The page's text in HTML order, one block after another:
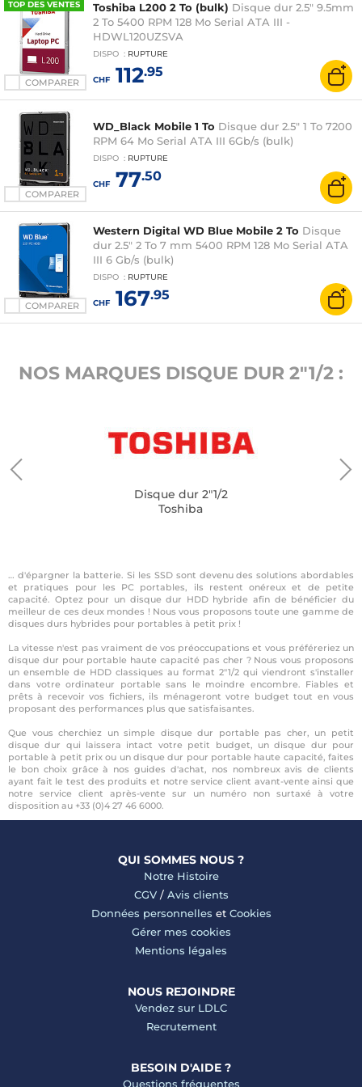
TOP DES VENTES
COMPARER
Toshiba L200 2 To (bulk) Disque dur 2.5" 9.5mm
2 To 5400 RPM 128 Mo Serial ATA III -
HDWL120UZSVA
DISPO : RUPTURE
CHF112.95
COMPARER
WD_Black Mobile 1 To Disque dur 2.5" 1 To 7200
RPM 64 Mo Serial ATA III 6Gb/s (bulk)
DISPO : RUPTURE
CHF77.50
COMPARER
Western Digital WD Blue Mobile 2 To Disque
dur 2.5" 2 To 7 mm 5400 RPM 128 Mo Serial ATA
III 6 Gb/s (bulk)
DISPO : RUPTURE
CHF167.95
NOS MARQUES DISQUE DUR 2"1/2 :
Disque dur 2"1/2
Toshiba
… d'épargner la batterie. Si les SSD sont devenu des solutions abordables
et pratiques pour les PC portables, ils restent onéreux et de petite
capacité. Optez pour un disque dur HDD hybride afin de bénéficier du
meilleur de ces deux mondes ! Nous vous proposons toute une gamme de
disques durs hybrides pour portables à petit prix !
La vitesse n'est pas vraiment de vos préoccupations et vous préféreriez un
disque dur pour portable haute capacité pas cher ? Nous vous proposons
un ensemble de HDD classiques au format 2"1/2 qui viendront s'installer
dans votre ordinateur portable sans le moindre encombre. Fiables et
prêts à recevoir vos fichiers, ils ménageront votre budget tout en vous
proposant des performances plus que satisfaisantes.
Que vous cherchiez un simple disque dur portable pas cher, un petit
disque dur qui laissera intact votre petit budget, un disque dur pour
portable à petit prix ou un disque dur pour portable haute capacité, faites
le bon choix grâce à nos guides d'achat, nos nombreux avis de clients
ayant fait le test des produits et notre service client avant-vente ainsi que
notre service client après-vente sur un numéro non surtaxé à votre
disposition au +33 (0)4 27 46 6000.
QUI SOMMES NOUS ?
Notre Histoire
CGV/ Avis clients
Données personnelles et Cookies
Gérer mes cookies
Mentions légales
NOUS REJOINDRE
Vendez sur LDLC
Recrutement
BESOIN D'AIDE ?
Questions fréquentes